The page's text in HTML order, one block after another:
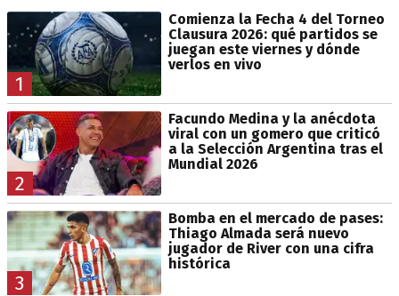
1
Comienza la Fecha 4 del Torneo
Clausura 2026: qué partidos se
juegan este viernes y dónde
verlos en vivo
2
Facundo Medina y la anécdota
viral con un gomero que criticó
a la Selección Argentina tras el
Mundial 2026
3
Bomba en el mercado de pases:
Thiago Almada será nuevo
jugador de River con una cifra
histórica